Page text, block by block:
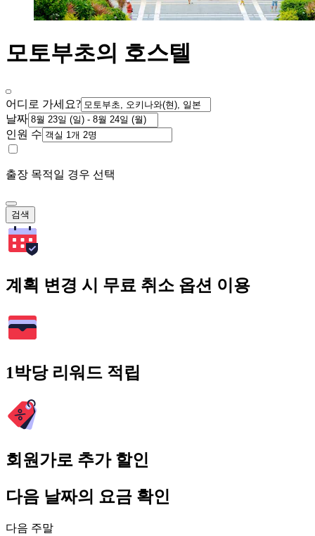
모토부초의 호스텔
어디로 가세요?
날짜
인원 수
출장 목적일 경우 선택
검색
계획 변경 시 무료 취소 옵션 이용
1박당 리워드 적립
회원가로 추가 할인
다음 날짜의 요금 확인
다음 주말